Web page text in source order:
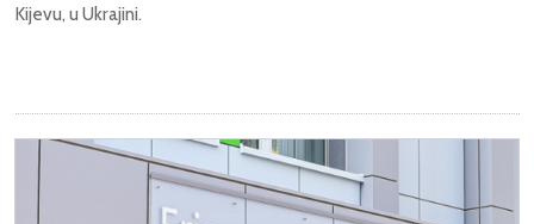
Kijevu, u Ukrajini.